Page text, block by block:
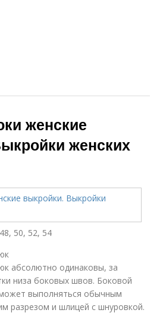
женские
женских
50, 52, 54
абсолютно одинаковы, за
низа боковых швов. Боковой
выполняться обычным
разрезом и шлицей с шнуровкой.